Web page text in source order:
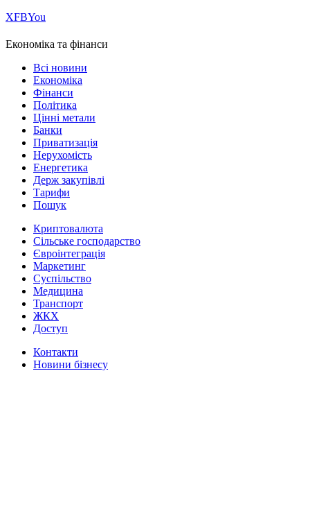
ХFBYou
Економіка та фінанси
Всі новини
Економіка
Фінанси
Політика
Цінні метали
Банки
Приватизація
Нерухомість
Енергетика
Держ закупівлі
Тарифи
Пошук
Криптовалюта
Сільське господарство
Євроінтеграція
Маркетинг
Суспільство
Медицина
Транспорт
ЖКХ
Доступ
Контакти
Новини бізнесу